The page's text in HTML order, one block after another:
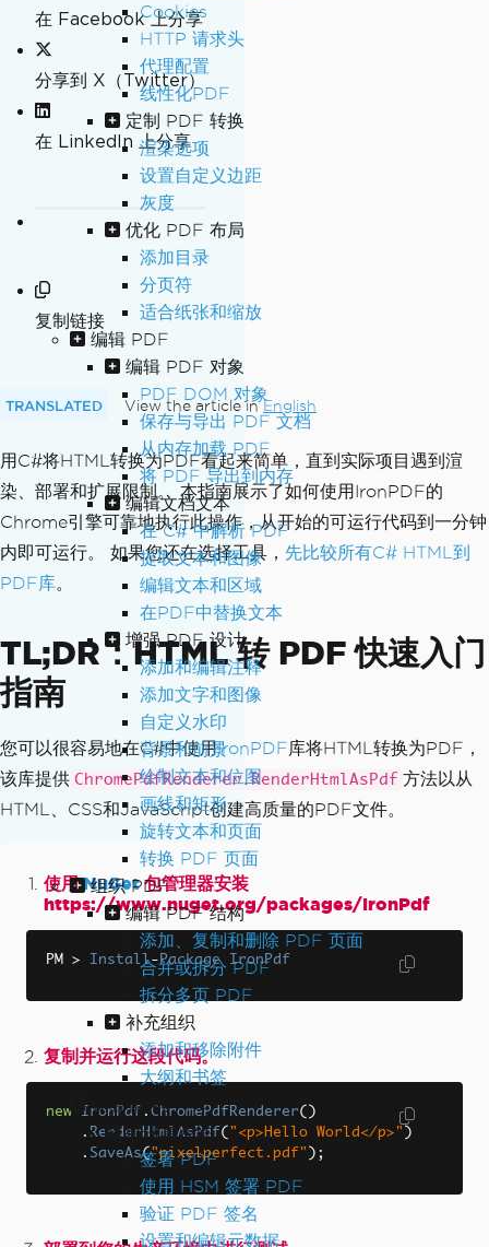
Cookies
HTTP 请求头
代理配置
线性化PDF
定制 PDF 转换
渲染选项
设置自定义边距
灰度
优化 PDF 布局
添加目录
分页符
适合纸张和缩放
编辑 PDF
编辑 PDF 对象
PDF DOM 对象
保存与导出 PDF 文档
从内存加载 PDF
将 PDF 导出到内存
编辑文档文本
在 C# 中解析 PDF
提取文本和图像
编辑文本和区域
在PDF中替换文本
增强 PDF 设计
添加和编辑注释
添加文字和图像
自定义水印
背景和前景
绘制文本和位图
画线和矩形
旋转文本和页面
转换 PDF 页面
组织 PDF
编辑 PDF 结构
添加、复制和删除 PDF 页面
合并或拆分 PDF
拆分多页 PDF
补充组织
添加和移除附件
大纲和书签
签名和保护 PDF
确保真实性
签署 PDF
使用 HSM 签署 PDF
验证 PDF 签名
设置和编辑元数据
在 Facebook 上分享
分享到 X（Twitter）
在 LinkedIn 上分享
复制链接
TRANSLATED View the article in English
用C#将HTML转换为PDF看起来简单，直到实际项目遇到渲
染、部署和扩展限制。 本指南展示了如何使用IronPDF的
Chrome引擎可靠地执行此操作，从开始的可运行代码到一分钟
内即可运行。 如果您还在选择工具， 先比较所有C# HTML到
PDF库。
TL;DR：HTML 转 PDF 快速入门
指南
您可以很容易地在C#中使用IronPDF库将HTML转换为PDF，
该库提供 ChromePdfRenderer.RenderHtmlAsPdf 方法以从
HTML、CSS和JavaScript创建高质量的PDF文件。
使用NuGet包管理器安装
https://www.nuget.org/packages/IronPdf
PM > Install-Package IronPdf
复制并运行这段代码。
new IronPdf . ChromePdfRenderer()
. RenderHtmlAsPdf( "<p>Hello World</p>" )
. SaveAs("pixelperfect.pdf" );